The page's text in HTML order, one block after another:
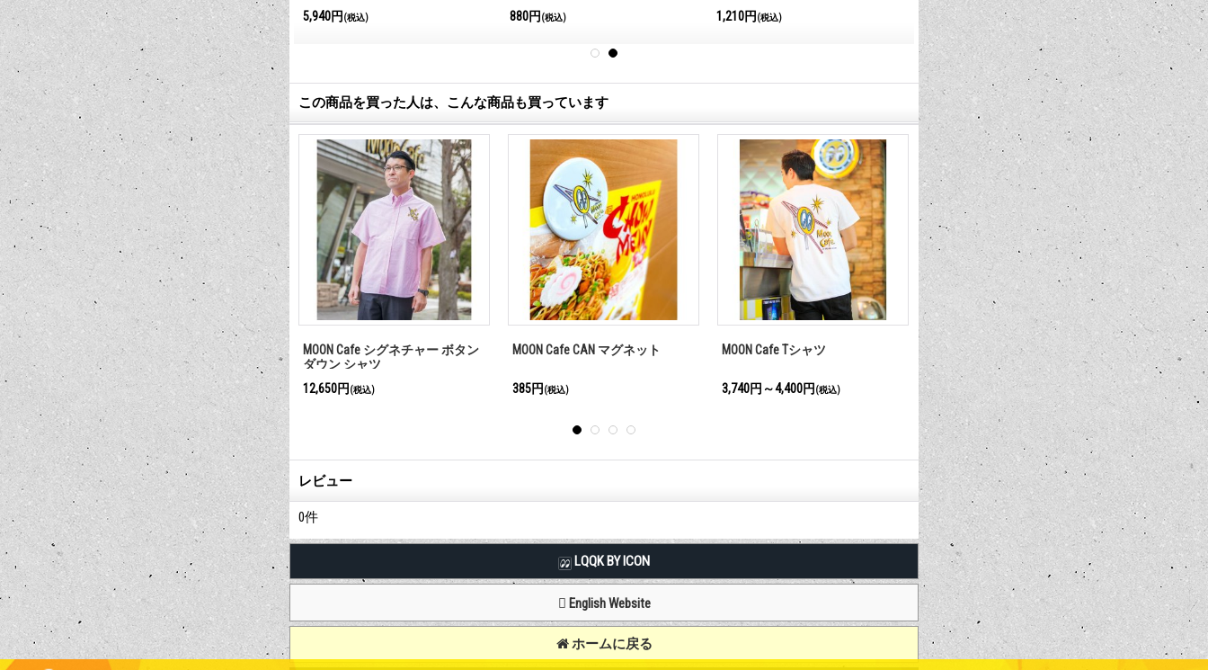
4,950円 (税込)
5,940円 (税込) 880円 (税込)
1,210円 (税込)
この商品を買った人は、こんな商品も買っています
ット MOON Cafe Tシャツ
3,740円～4,400円 (税込)
MOONEYES Milk Pitcher
880円(税込)
MOON Cafe グラス
2,640円(税込)
MOON Cafe Mug
1,980円 (税込)
MOON Cafe ネオン ステッカー
880円 (税込)
レークパイ
60インチ
99,000円 (税
レビュー
0件
LQQK BY ICON
English Website
ホームに戻る